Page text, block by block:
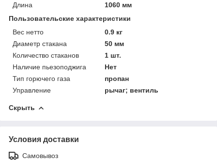
Длина
1060 мм
Пользовательские характеристики
Вес нетто
0.9 кг
Диаметр стакана
50 мм
Количество стаканов
1 шт.
Наличие пьезоподжига
Нет
Тип горючего газа
пропан
Управление
рычаг; вентиль
Скрыть
Условия доставки
Самовывоз